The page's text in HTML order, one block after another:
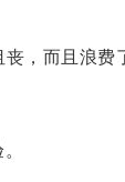
，而且浪费